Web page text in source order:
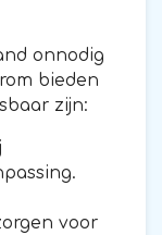
onnodig
bieden
zijn:
voor